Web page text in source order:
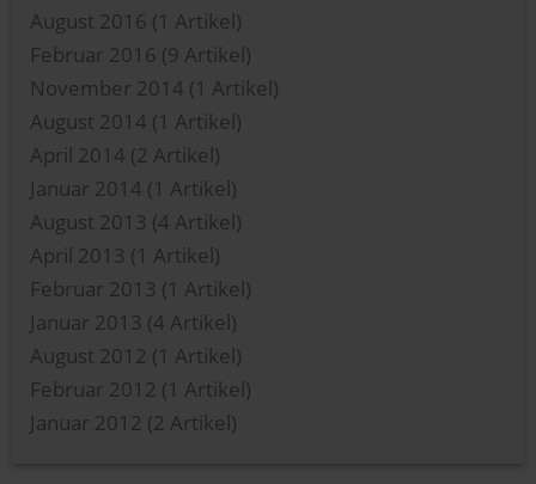
August 2016 (1 Artikel)
Februar 2016 (9 Artikel)
November 2014 (1 Artikel)
August 2014 (1 Artikel)
April 2014 (2 Artikel)
Januar 2014 (1 Artikel)
August 2013 (4 Artikel)
April 2013 (1 Artikel)
Februar 2013 (1 Artikel)
Januar 2013 (4 Artikel)
August 2012 (1 Artikel)
Februar 2012 (1 Artikel)
Januar 2012 (2 Artikel)